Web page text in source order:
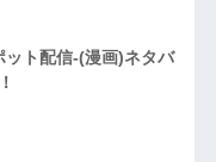
ット配信-(漫画)ネタバ